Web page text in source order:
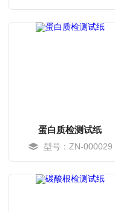
蛋白质检测试纸
型号：ZN-000029